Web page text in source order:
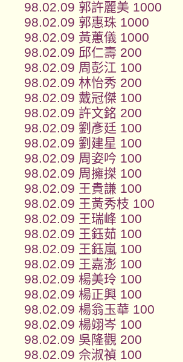
98.02.09 郭許麗美 1000
98.02.09 郭惠珠 1000
98.02.09 黃蕙儀 1000
98.02.09 邱仁壽 200
98.02.09 周彭江 100
98.02.09 林怡秀 200
98.02.09 戴冠傑 100
98.02.09 許文銘 200
98.02.09 劉彥廷 100
98.02.09 劉建星 100
98.02.09 周姿吟 100
98.02.09 周擁搩 100
98.02.09 王貴謙 100
98.02.09 王黃秀枝 100
98.02.09 王瑞峰 100
98.02.09 王鈺茹 100
98.02.09 王鈺嵐 100
98.02.09 王嘉澎 100
98.02.09 楊美玲 100
98.02.09 楊正興 100
98.02.09 楊翁玉華 100
98.02.09 楊翊岑 100
98.02.09 吳隆觀 200
98.02.09 佘淑禎 100